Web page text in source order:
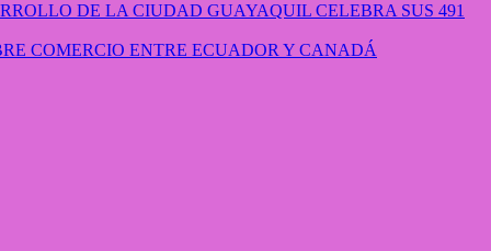
GUAYAQUIL CELEBRA SUS 491
COMERCIO ENTRE ECUADOR Y CANADÁ